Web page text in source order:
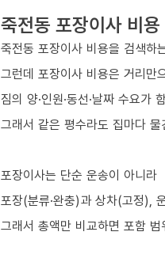
죽전동 포장이사 비용
죽전동 포장이사 비용을 검색하
그런데 포장이사 비용은 거리만
짐의 양·인원·동선·날짜 수요
그래서 같은 평수라도 집마다
포장이사는 단순 운송이 아니라
포장(분류·완충)과 상차(고정),
그래서 총액만 비교하면 포함